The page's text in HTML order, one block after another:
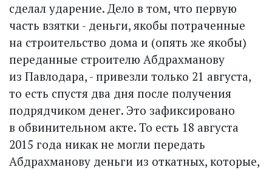
сделал ударение. Дело в том, что первую
часть взятки - деньги, якобы потраченные
на строительство дома и (опять же якобы)
переданные строителю Абдрахманову
из Павлодара, - привезли только 21 августа,
то есть спустя два дня после получения
подрядчиком денег. Это зафиксировано
в обвинительном акте. То есть 18 августа
2015 года никак не могли передать
Абдрахманову деньги из откатных, которые,